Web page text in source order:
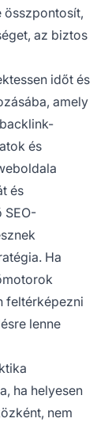
összpontosít,
az biztos
időt és
amely
és
és
SEO-
Ha
feltérképezni
lenne
ha helyesen
nem